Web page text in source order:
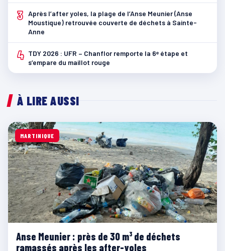
3 Après l’after yoles, la plage de l’Anse Meunier (Anse
Moustique) retrouvée couverte de déchets à Sainte-
Anne
4 TDY 2026 : UFR – Chanflor remporte la 6ᵉ étape et
s’empare du maillot rouge
À LIRE AUSSI
MARTINIQUE
Anse Meunier : près de 30 m³ de déchets
ramassés après les after-yoles